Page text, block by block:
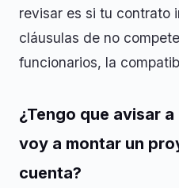
revisar es si tu contrato
cláusulas de no
funcionarios, la
¿Tengo que avisar
voy a montar un
cuenta?